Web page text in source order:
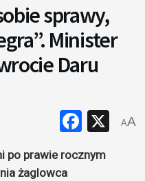
sprawy,
Minister
Daru
X
AA
po prawie rocznym
żaglowca